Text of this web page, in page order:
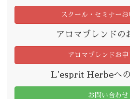
スクール・セミナー
アロマブレンドの
アロマブレンドお申
L'esprit Herbeへ
お問い合わせ